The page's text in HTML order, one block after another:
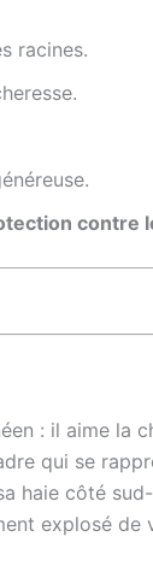
racines.
contre
: il aime la
qui se
haie côté
explosé de